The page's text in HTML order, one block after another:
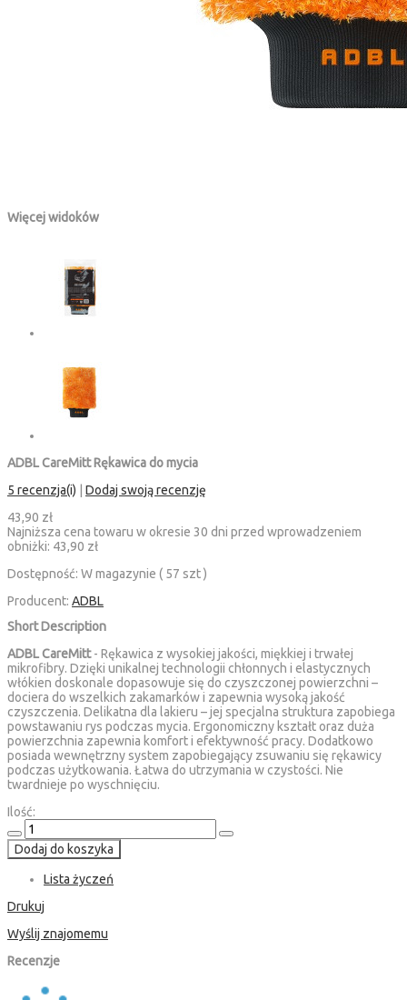
Więcej widoków
ADBL CareMitt Rękawica do mycia
5 recenzja(i)
Dodaj swoją recenzję
43,90 zł
Najniższa cena towaru w okresie 30 dni przed wprowadzeniem
obniżki: 43,90 zł
Dostępność: W magazynie ( 57 szt )
Producent: ADBL
Short Description
ADBL CareMitt- Rękawica z wysokiej jakości, miękkiej i trwałej
mikrofibry. Dzięki unikalnej technologii chłonnych i elastycznych
włókien doskonale dopasowuje się do czyszczonej powierzchni –
dociera do wszelkich zakamarków i zapewnia wysoką jakość
czyszczenia. Delikatna dla lakieru – jej specjalna struktura zapobiega
powstawaniu rys podczas mycia. Ergonomiczny kształt oraz duża
powierzchnia zapewnia komfort i efektywność pracy. Dodatkowo
posiada wewnętrzny system zapobiegający zsuwaniu się rękawicy
podczas użytkowania. Łatwa do utrzymania w czystości. Nie
twardnieje po wyschnięciu.
Ilość:
Dodaj do koszyka
Lista życzeń
Drukuj
Wyślij znajomemu
Recenzje